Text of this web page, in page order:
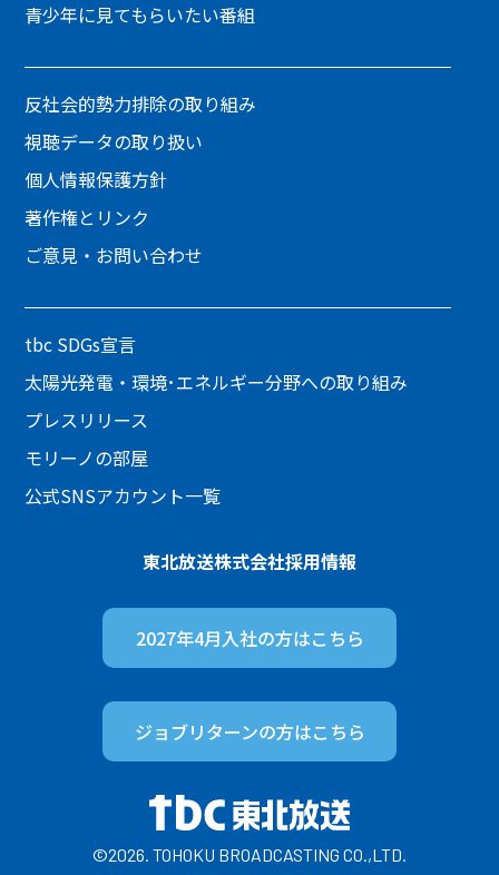
青少年に見てもらいたい番組
反社会的勢力排除の取り組み
視聴データの取り扱い
個人情報保護方針
著作権とリンク
ご意見・お問い合わせ
tbc SDGs宣言
太陽光発電・環境･エネルギー分野への取り組み
プレスリリース
モリーノの部屋
公式SNSアカウント一覧
東北放送株式会社採用情報
2027年4月入社の方はこちら
ジョブリターンの方はこちら
©2026. TOHOKU BROADCASTING CO.,LTD.